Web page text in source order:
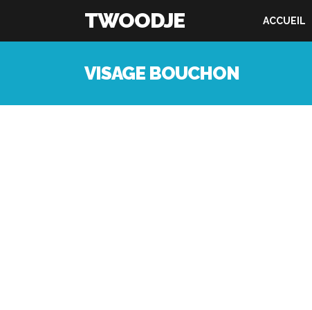
TWOODJE ACCUEIL
VISAGE BOUCHON